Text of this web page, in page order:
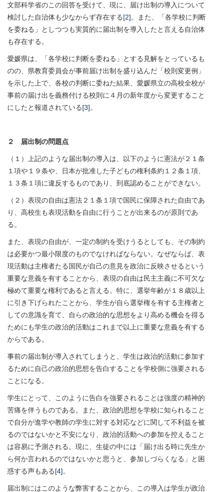
文部科学省のこの回答を受けて、現に、届け出制の導入について
検討した自治体も少なからず存在する[2]。また、「各学校に判断
を委ねる」としつつも実質的に届出制を導入したと言える自治体
も存在する。
愛媛県は、「各学校に判断を委ねる」とする見解をとっているも
のの、県教育委員会が事前届け出制を盛り込んだ「校則変更例」
を示した上で、各校の判断に委ねた結果、愛媛県立の高校全校が
事前の届け出を義務付ける校則に４月の新年度から変更すること
にしたと報道されている[3]。
２ 届出制の問題点
（１）上記のような届出制の導入は、以下のように憲法が２１条
１項や１９条や、日本が批准した子どもの権利条約１２条１項、
１３条１項に違反するものであり、到底認めることができない。
（２）表現の自由は憲法２１条１項で国民に保障された自由であ
り、高校生も表現活動を自由に行うことが出来るのが原則であ
る。
また、表現の自由が、一定の制約を受けうるとしても、その制約
は必要かつ最小限度のものでなければならない。なぜならば、表
現活動は主権者たる国民が自己の意見を政治に反映させるという
重要な意義を有することから、表現の自由は民主主義に不可欠な
極めて重要な権利であると言える。特に、選挙年齢が１８歳以上
に引き下げられたことから、学生が自ら選挙権を有する主権者と
しての意識を育て、自らの政治的な思想をより高める機会を得る
ためにも学生の政治的活動はこれまで以上に重要な意義を有する
からである。
事前の届出制が導入されてしまうと、学生は政治的活動に参加す
るために自己の政治的思想を告白することを学校側に強要される
ことになる。
学生にとって、このように告白を強要されることは強度の精神的
苦痛を伴うものである。また、政治的思想を学校に知られること
で自分が進学や教師の学生に対する対応などに関して不利益を被
るのではないかと不安になり、政治的活動への参加を控えること
は容易に予測される。現に、生徒の中には「届け出る時に先生か
ら何か言われるのではないかと思うと、参加しづらくなる」と困
惑する声もある[4]。
届出制にはこのような弊害することから、この導入は学生が政治